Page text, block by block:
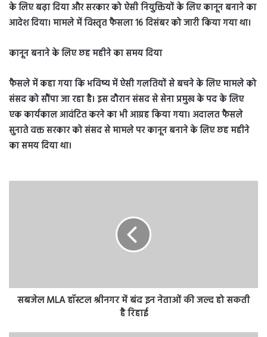
के लिए बढ़ा दिया और सरकार को ऐसी नियुक्तियों के लिए कानून बनाने का
आदेश दिया। मामले में विस्तृत फैसला 16 दिसंबर को जारी किया गया था।
कानून बनाने के लिए छह महीने का समय दिया
फैसले में कहा गया कि भविष्य में ऐसी गलतियों से बचने के लिए मामले को
संसद को सौंपा जा रहा है। इस दौरान संसद से सेना प्रमुख के पद के लिए
एक कार्यकाल आवंटित करने का भी आग्रह किया गया। अदालत फैसले
सुनाते वक्त सरकार को संसद से मामले पर कानून बनाने के लिए छह महीने
का समय दिया था।
सबजेल MLA हॉस्टल श्रीनगर में बंद इन नेताओं की जल्द हो सकती
है रिहाई